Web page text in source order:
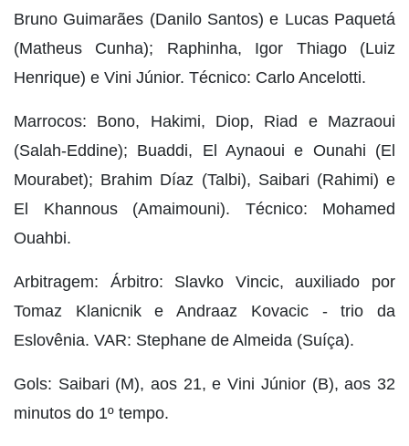
Bruno Guimarães (Danilo Santos) e Lucas Paquetá
(Matheus Cunha); Raphinha, Igor Thiago (Luiz
Henrique) e Vini Júnior. Técnico: Carlo Ancelotti.
Marrocos: Bono, Hakimi, Diop, Riad e Mazraoui
(Salah-Eddine); Buaddi, El Aynaoui e Ounahi (El
Mourabet); Brahim Díaz (Talbi), Saibari (Rahimi) e
El Khannous (Amaimouni). Técnico: Mohamed
Ouahbi.
Arbitragem: Árbitro: Slavko Vincic, auxiliado por
Tomaz Klanicnik e Andraaz Kovacic - trio da
Eslovênia. VAR: Stephane de Almeida (Suíça).
Gols: Saibari (M), aos 21, e Vini Júnior (B), aos 32
minutos do 1º tempo.